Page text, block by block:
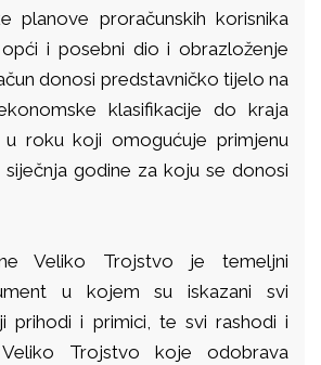
planove proračunskih korisnika
i posebni dio i obrazloženje
donosi predstavničko tijelo na
klasifikacije do kraja
roku koji omogućuje primjenu
siječnja godine za koju se donosi
Veliko Trojstvo je temeljni
u kojem su iskazani svi
prihodi i primici, te svi rashodi i
Trojstvo koje odobrava